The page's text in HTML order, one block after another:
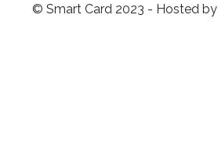
© Smart Card 2023 - Hosted by